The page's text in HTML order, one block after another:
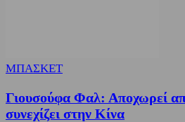
ΜΠΑΣΚΕΤ
Γιουσούφα Φαλ: Αποχωρεί
συνεχίζει στην Κίνα